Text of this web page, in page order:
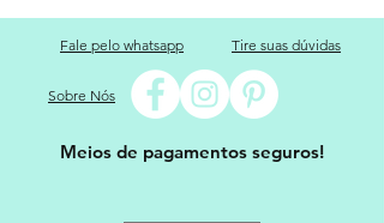
Fale pelo whatsapp Tire suas dúvidas
Sobre Nós
Meios de pagamentos seguros!